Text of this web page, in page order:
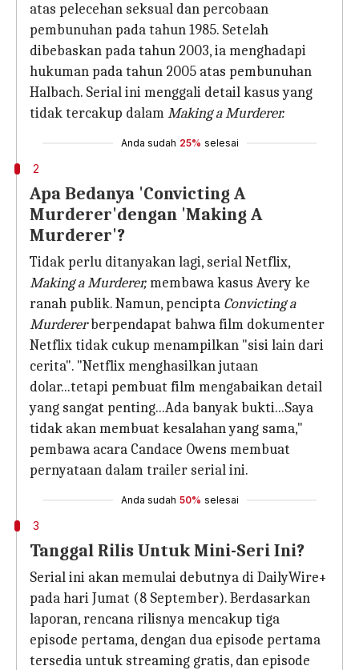
atas pelecehan seksual dan percobaan
pembunuhan pada tahun 1985. Setelah
dibebaskan pada tahun 2003, ia menghadapi
hukuman pada tahun 2005 atas pembunuhan
Halbach. Serial ini menggali detail kasus yang
tidak tercakup dalamMaking a Murderer.
Anda sudah 25% selesai
2
Apa Bedanya 'Convicting A
Murderer'dengan 'Making A
Murderer'?
Tidak perlu ditanyakan lagi, serial Netflix,
Making a Murderer,membawa kasus Avery ke
ranah publik. Namun, pencipta Convicting a
Murdererberpendapat bahwa film dokumenter
Netflix tidak cukup menampilkan "sisi lain dari
cerita". "Netflix menghasilkan jutaan
dolar...tetapi pembuat film mengabaikan detail
yang sangat penting...Ada banyak bukti...Saya
tidak akan membuat kesalahan yang sama,"
pembawa acara Candace Owens membuat
pernyataan dalam trailer serial ini.
Anda sudah 50% selesai
3
Tanggal Rilis Untuk Mini-Seri Ini?
Serial ini akan memulai debutnya di DailyWire+
pada hari Jumat (8 September). Berdasarkan
laporan, rencana rilisnya mencakup tiga
episode pertama, dengan dua episode pertama
tersedia untuk streaming gratis, dan episode